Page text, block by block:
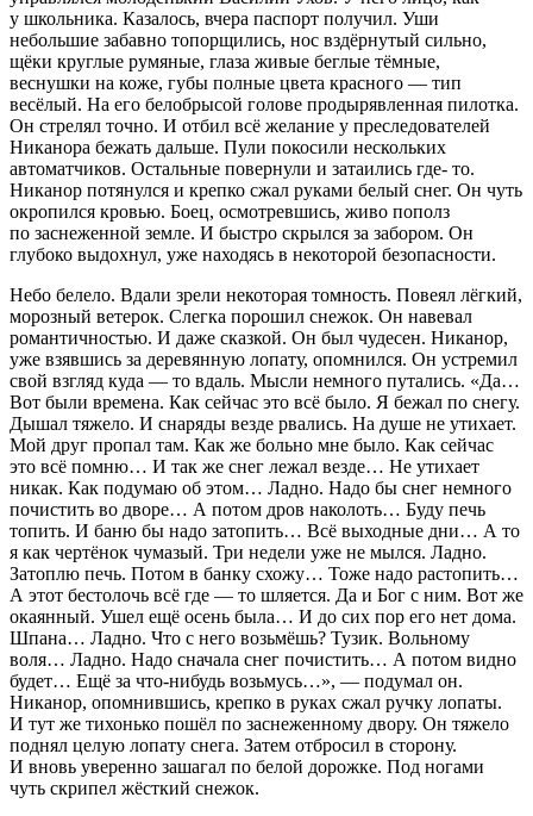
у школьника. Казалось, вчера паспорт получил. Уши
небольшие забавно топорщились, нос вздёрнутый сильно,
щёки круглые румяные, глаза живые беглые тёмные,
веснушки на коже, губы полные цвета красного — тип
весёлый. На его белобрысой голове продырявленная пилотка.
Он стрелял точно. И отбил всё желание у преследователей
Никанора бежать дальше. Пули покосили нескольких
автоматчиков. Остальные повернули и затаились где- то.
Никанор потянулся и крепко сжал руками белый снег. Он чуть
окропился кровью. Боец, осмотревшись, живо пополз
по заснеженной земле. И быстро скрылся за забором. Он
глубоко выдохнул, уже находясь в некоторой безопасности.
Небо белело. Вдали зрели некоторая томность. Повеял лёгкий,
морозный ветерок. Слегка порошил снежок. Он навевал
романтичностью. И даже сказкой. Он был чудесен. Никанор,
уже взявшись за деревянную лопату, опомнился. Он устремил
свой взгляд куда — то вдаль. Мысли немного путались. «Да…
Вот были времена. Как сейчас это всё было. Я бежал по снегу.
Дышал тяжело. И снаряды везде рвались. На душе не утихает.
Мой друг пропал там. Как же больно мне было. Как сейчас
это всё помню… И так же снег лежал везде… Не утихает
никак. Как подумаю об этом… Ладно. Надо бы снег немного
почистить во дворе… А потом дров наколоть… Буду печь
топить. И баню бы надо затопить… Всё выходные дни… А то
я как чертёнок чумазый. Три недели уже не мылся. Ладно.
Затоплю печь. Потом в банку схожу… Тоже надо растопить…
А этот бестолочь всё где — то шляется. Да и Бог с ним. Вот же
окаянный. Ушел ещё осень была… И до сих пор его нет дома.
Шпана… Ладно. Что с него возьмёшь? Тузик. Вольному
воля… Ладно. Надо сначала снег почистить… А потом видно
будет… Ещё за что-нибудь возьмусь…», — подумал он.
Никанор, опомнившись, крепко в руках сжал ручку лопаты.
И тут же тихонько пошёл по заснеженному двору. Он тяжело
поднял целую лопату снега. Затем отбросил в сторону.
И вновь уверенно зашагал по белой дорожке. Под ногами
чуть скрипел жёсткий снежок.